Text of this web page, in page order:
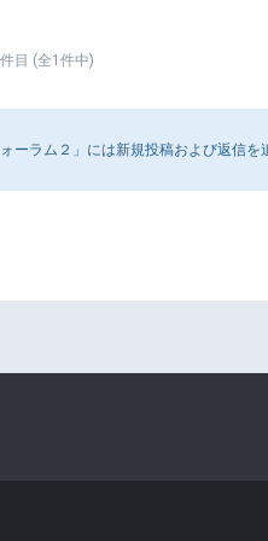
目 (全1件中)
ーラム２」には新規投稿および返信を